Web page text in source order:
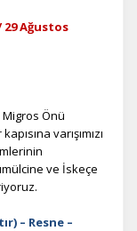
29 Ağustos
Önü
varışımızı
ve İskeçe
– Resne –